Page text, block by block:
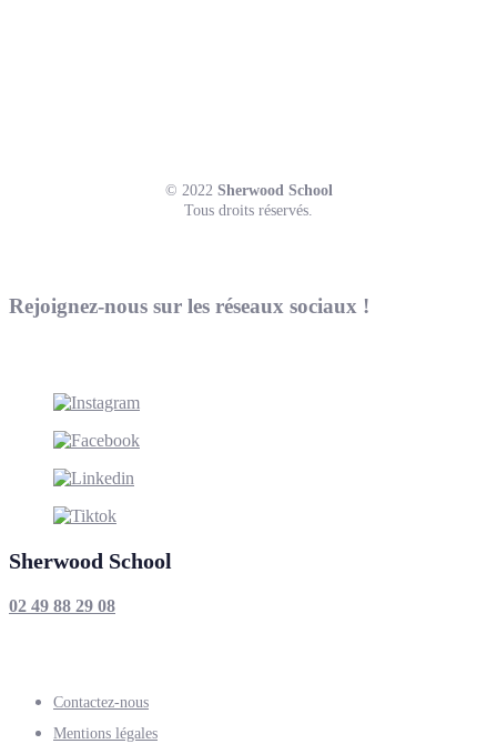
© 2022 Sherwood School
Tous droits réservés.
Rejoignez-nous sur les réseaux sociaux !
Sherwood School
02 49 88 29 08
Contactez-nous
Mentions légales